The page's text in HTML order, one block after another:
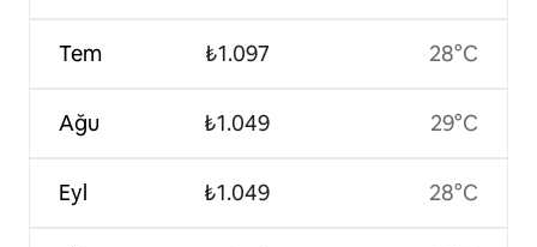
Tem
Ağu
Eyl
₺1.097
₺1.049
₺1.049
28°C
29°C
28°C